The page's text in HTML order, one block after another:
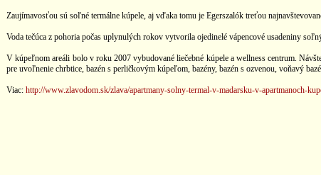
Zaujímavosťou sú soľné termálne kúpele, aj vďaka tomu je Egerszalók treťou
Voda tečúca z pohoria počas uplynulých rokov vytvorila ojedinelé vápencové usadeniny
V kúpeľnom areáli bolo v roku 2007 vybudované liečebné kúpele a wellness centrum.
pre uvoľnenie chrbtice, bazén s perličkovým kúpeľom, bazény, bazén s ozvenou, voňavý
Viac: http://www.zlavodom.sk/zlava/apartmany-solny-termal-v-madarsku-v-apartmanoch-